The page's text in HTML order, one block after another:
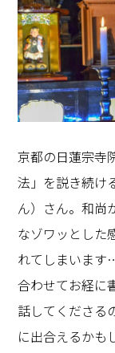
京都の日蓮宗寺
法」を説き続け
ん）さん。和尚
なゾワッとした
れてしまいま
合わせてお経に
話してくださる
に出合えるかも